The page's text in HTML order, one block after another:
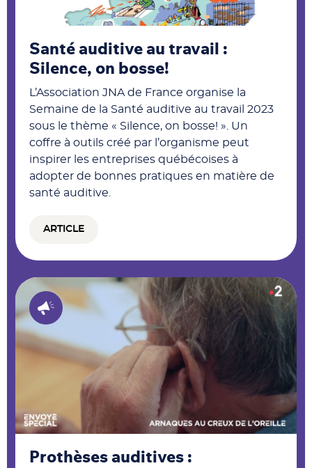
Santé auditive au travail :
Silence, on bosse!
L’Association JNA de France organise la
Semaine de la Santé auditive au travail 2023
sous le thème « Silence, on bosse! ». Un
coffre à outils créé par l’organisme peut
inspirer les entreprises québécoises à
adopter de bonnes pratiques en matière de
santé auditive.
ARTICLE
Prothèses auditives :